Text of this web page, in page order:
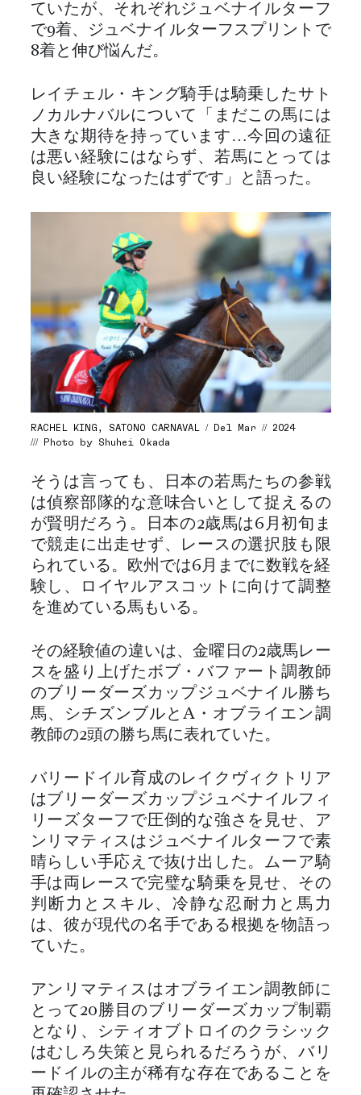
ていたが、それぞれジュベナイルターフ
で9着、ジュベナイルターフスプリントで
8着と伸び悩んだ。
レイチェル・キング騎手は騎乗したサト
ノカルナバルについて「まだこの馬には
大きな期待を持っています…今回の遠征
は悪い経験にはならず、若馬にとっては
良い経験になったはずです」と語った。
RACHEL KING, SATONO CARNAVAL / Del Mar // 2024
/// Photo by Shuhei Okada
そうは言っても、日本の若馬たちの参戦
は偵察部隊的な意味合いとして捉えるの
が賢明だろう。日本の2歳馬は6月初旬ま
で競走に出走せず、レースの選択肢も限
られている。欧州では6月までに数戦を経
験し、ロイヤルアスコットに向けて調整
を進めている馬もいる。
その経験値の違いは、金曜日の2歳馬レー
スを盛り上げたボブ・バファート調教師
のブリーダーズカップジュベナイル勝ち
馬、シチズンブルとA・オブライエン調
教師の2頭の勝ち馬に表れていた。
バリードイル育成のレイクヴィクトリア
はブリーダーズカップジュベナイルフィ
リーズターフで圧倒的な強さを見せ、ア
ンリマティスはジュベナイルターフで素
晴らしい手応えで抜け出した。ムーア騎
手は両レースで完璧な騎乗を見せ、その
判断力とスキル、冷静な忍耐力と馬力
は、彼が現代の名手である根拠を物語っ
ていた。
アンリマティスはオブライエン調教師に
とって20勝目のブリーダーズカップ制覇
となり、シティオブトロイのクラシック
はむしろ失策と見られるだろうが、バリ
ードイルの主が稀有な存在であることを